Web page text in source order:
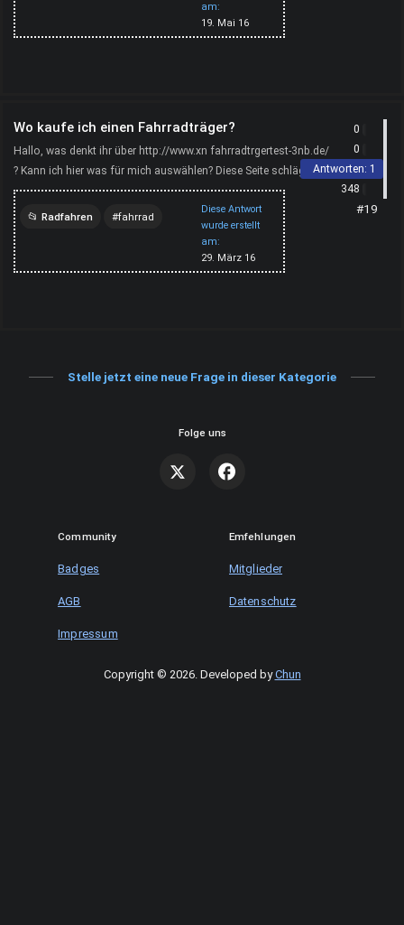
am:
19. Mai 16
Wo kaufe ich einen Fahrradträger?
Hallo, was denkt ihr über http://www.xn fahrradtrgertest-3nb.de/
? Kann ich hier was für mich auswählen? Diese Seite schlägt gute
Angebote vor.
Diese Antwort
wurde erstellt
am:
29. März 16
Radfahren fahrrad
0
0
Antworten: 1
348
#19
Stelle jetzt eine neue Frage in dieser Kategorie
Folge uns
Community Emfehlungen
Badges Mitglieder
AGB Datenschutz
Impressum
Copyright © 2026. Developed byChun